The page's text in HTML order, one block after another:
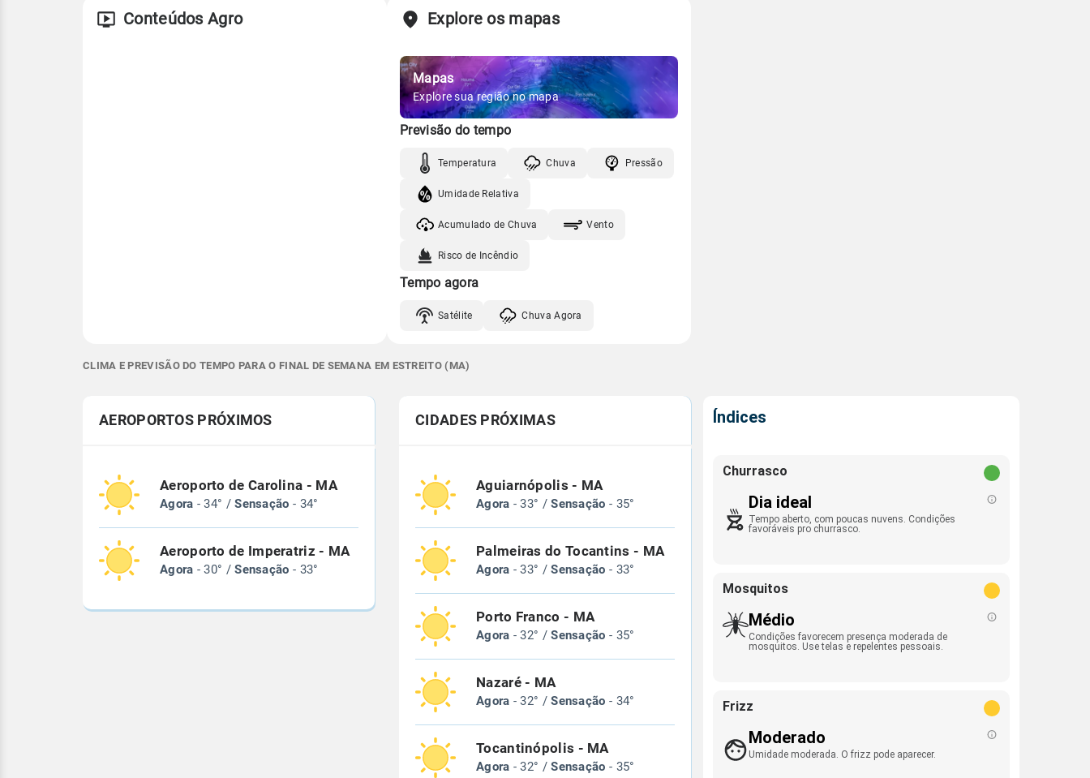
Conteúdos Agro Explore os mapas
Mapas
Explore sua região no mapa
Previsão do tempo
Temperatura Chuva Pressão
Umidade Relativa
Acumulado de Chuva Vento
Risco de Incêndio
Tempo agora
Satélite Chuva Agora
CLIMA E PREVISÃO DO TEMPO PARA O FINAL DE SEMANA EM ESTREITO (MA)
AEROPORTOS PRÓXIMOS
Aeroporto de Carolina - MA
Agora - 34° /Sensação - 34°
Aeroporto de Imperatriz - MA
Agora - 30° /Sensação - 33°
CIDADES PRÓXIMAS
Aguiarnópolis - MA
Agora - 33° /Sensação - 35°
Palmeiras do Tocantins - MA
Agora - 33° /Sensação - 33°
Porto Franco - MA
Agora - 32° /Sensação - 35°
Nazaré - MA
Agora - 32° /Sensação - 34°
Tocantinópolis - MA
Agora - 32° /Sensação - 35°
Índices
Churrasco
Dia ideal
Tempo aberto, com poucas nuvens. Condições
favoráveis pro churrasco.
Mosquitos
Médio
Condições favorecem presença moderada de
mosquitos. Use telas e repelentes pessoais.
Frizz
Moderado
Umidade moderada. O frizz pode aparecer.